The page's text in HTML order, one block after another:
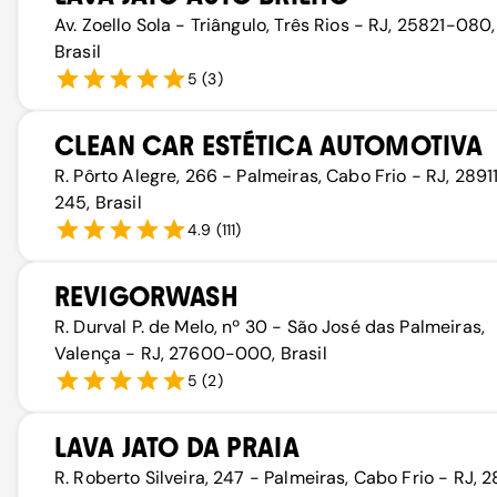
Av. Zoello Sola - Triângulo, Três Rios - RJ, 25821-080,
Brasil
5 (3)
CLEAN CAR ESTÉTICA AUTOMOTIVA
R. Pôrto Alegre, 266 - Palmeiras, Cabo Frio - RJ,
245, Brasil
4.9 (111)
REVIGORWASH
R. Durval P. de Melo, nº 30 - São José das Palmeiras,
Valença - RJ, 27600-000, Brasil
5 (2)
LAVA JATO DA PRAIA
R. Roberto Silveira, 247 - Palmeiras, Cabo Frio - RJ,